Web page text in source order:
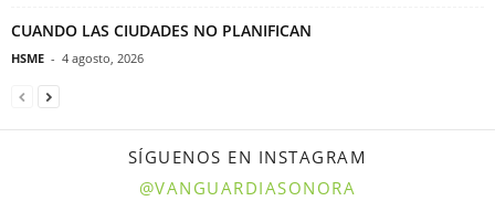
CUANDO LAS CIUDADES NO PLANIFICAN
HSME - 4 agosto, 2026
SÍGUENOS EN INSTAGRAM
@VANGUARDIASONORA